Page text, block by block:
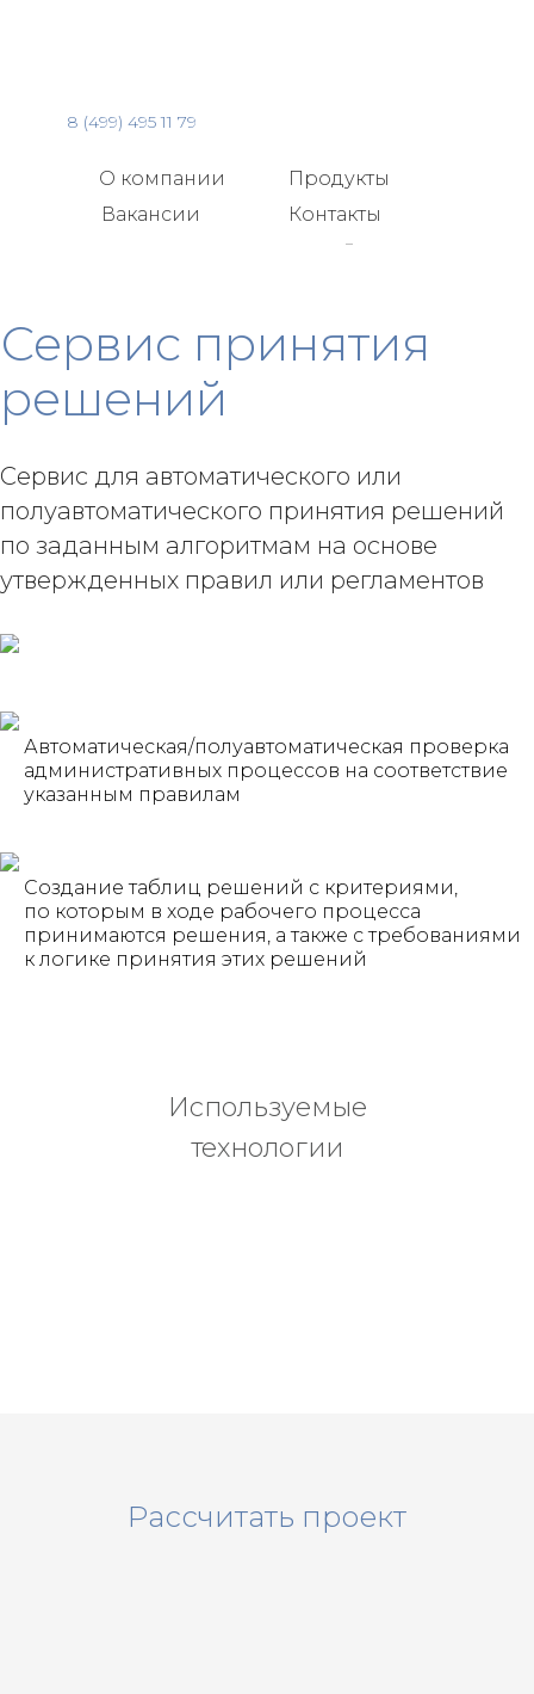
О компании
Продукты
Вакансии
Контакты
8 (499) 495 11 79
Сервис принятия
решений
Сервис для автоматического или
полуавтоматического принятия решений
по заданным алгоритмам на основе
утвержденных правил или регламентов
Автоматическая/полуавтоматическая проверка
административных процессов на соответствие
указанным правилам
Создание таблиц решений с критериями,
по которым в ходе рабочего процесса
принимаются решения, а также с требованиями
к логике принятия этих решений
Используемые
технологии
Рассчитать проект